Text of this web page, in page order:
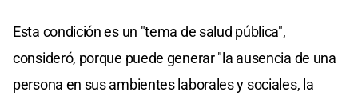
Esta condición es un "tema de salud pública",
consideró, porque puede generar "la ausencia de una
persona en sus ambientes laborales y sociales, la